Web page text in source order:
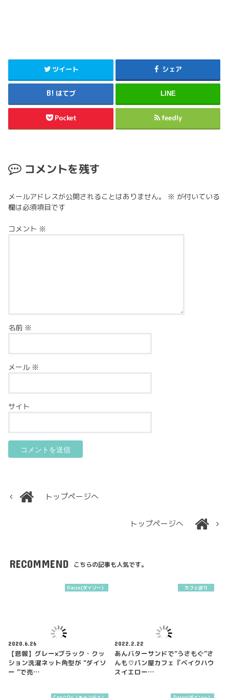
ツイート シェア
はてブ LINE
Pocket feedly
コメントを残す
メールアドレスが公開されることはありません。 ※ が付いている
欄は必須項目です
コメント ※
名前 ※
メール ※
サイト
トップページへ
トップページへ
RECOMMEND こちらの記事も人気です。
Daiso(ダイソー）
2020.6.26
【悲報】グレー×ブラック・クッ
ション洗濯ネット角型が “ダイソ
ー ”で売…
カフェ巡り
2022.2.22
あんバターサンドで“うさもぐ”さ
んも♡パン屋カフェ『ベイクハウ
スイエロー…